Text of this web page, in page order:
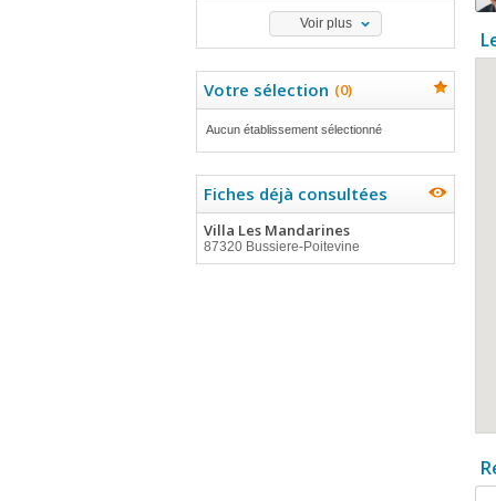
Voir plus
Votre sélection (0)
Aucun établissement sélectionné
Fiches déjà consultées
Villa Les Mandarines
87320 Bussiere-Poitevine